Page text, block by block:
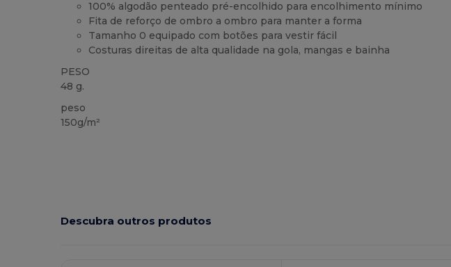
100% algodão penteado pré-encolhido para encolhimento mínimo
Fita de reforço de ombro a ombro para manter a forma
Tamanho 0 equipado com botões para vestir fácil
Costuras direitas de alta qualidade na gola, mangas e bainha
PESO
48 g.
peso
150g/m²
Descubra outros produtos